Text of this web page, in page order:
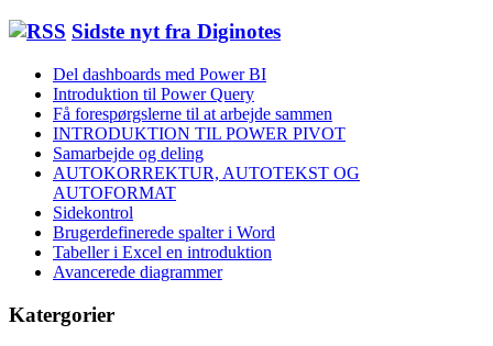
Sidste nyt fra Diginotes
Del dashboards med Power BI
Introduktion til Power Query
Få forespørgslerne til at arbejde sammen
INTRODUKTION TIL POWER PIVOT
Samarbejde og deling
AUTOKORREKTUR, AUTOTEKST OG
AUTOFORMAT
Sidekontrol
Brugerdefinerede spalter i Word
Tabeller i Excel en introduktion
Avancerede diagrammer
Katergorier